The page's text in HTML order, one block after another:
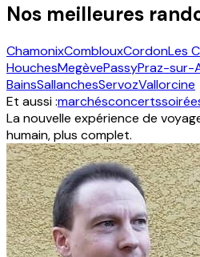
Nos meilleures
ChamonixComblouxCordonLes
HouchesMegèvePassyPraz-sur-
BainsSallanchesServozVallorcine
Et aussi :marchésconcerts
La nouvelle expérience de
humain, plus complet.